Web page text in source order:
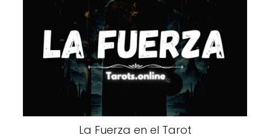
La Fuerza en el Tarot